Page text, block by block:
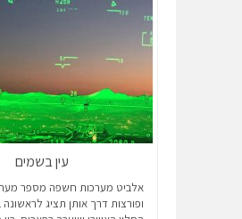
עין בשמים
אלביט מערכות חשפה מספר
ופורצות דרך אותן תציג